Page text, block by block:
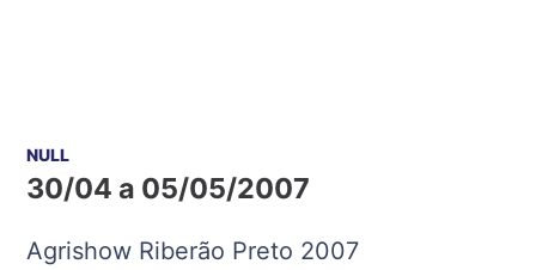
NULL
30/04 a 05/05/2007
Agrishow Riberão Preto 2007